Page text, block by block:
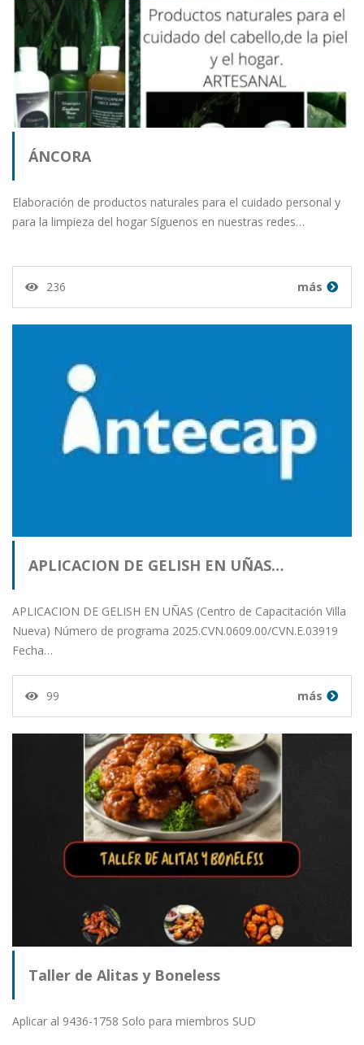
ÁNCORA
Elaboración de productos naturales para el cuidado personal y
para la limpieza del hogar Síguenos en nuestras redes…
236 más
APLICACION DE GELISH EN UÑAS…
APLICACION DE GELISH EN UÑAS (Centro de Capacitación Villa
Nueva) Número de programa 2025.CVN.0609.00/CVN.E.03919
Fecha…
99 más
Taller de Alitas y Boneless
Aplicar al 9436-1758 Solo para miembros SUD